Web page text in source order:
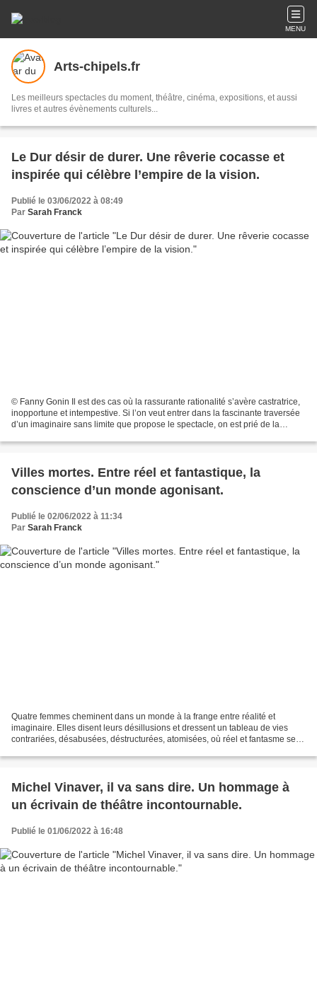
MENU
Arts-chipels.fr
Les meilleurs spectacles du moment, théâtre, cinéma, expositions, et aussi
livres et autres évènements culturels...
Le Dur désir de durer. Une rêverie cocasse et
inspirée qui célèbre l’empire de la vision.
Publié le 03/06/2022 à 08:49
Par Sarah Franck
© Fanny Gonin Il est des cas où la rassurante rationalité s’avère castratrice,
inopportune et intempestive. Si l’on veut entrer dans la fascinante traversée
d’un imaginaire sans limite que propose le spectacle, on est prié de la
Villes mortes. Entre réel et fantastique, la
conscience d’un monde agonisant.
Publié le 02/06/2022 à 11:34
Par Sarah Franck
Quatre femmes cheminent dans un monde à la frange entre réalité et
imaginaire. Elles disent leurs désillusions et dressent un tableau de vies
contrariées, désabusées, déstructurées, atomisées, où réel et fantasme se
Michel Vinaver, il va sans dire. Un hommage à
un écrivain de théâtre incontournable.
Publié le 01/06/2022 à 16:48